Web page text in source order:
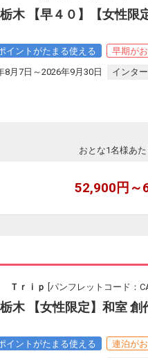
木 【早４０】【女性限
イントがたまる使える 早期が
8月7日～2026年9月30日 インタ
おとな1名様あ
52,900円～
Ｔｒｉｐ [パンフレットコード：
木 【女性限定】和室
イントがたまる使える 連泊が